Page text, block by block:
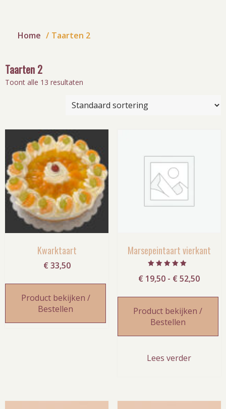
Home Taarten 2
Taarten 2
Toont alle 13 resultaten
Kwarktaart
€ 33,50
Product bekijken /
Bestellen
Marsepeintaart vierkant
5.00
€ 19,50 - € 52,50
tot
€
Product bekijken /
Bestellen
Lees verder